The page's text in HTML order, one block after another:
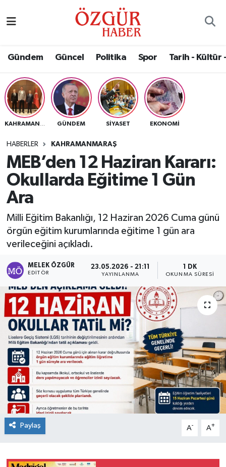
Gündem Güncel Politika Spor Tarih - Kültür
GÜNDEM SIYASET EKONOMI
HABERLER KAHRAMANMARAŞ
MEB’den 12 Haziran Kararı:
Okullarda Eğitime 1 Gün
Ara
Milli Eğitim Bakanlığı, 12 Haziran 2026 Cuma günü
örgün eğitim kurumlarında eğitime 1 gün ara
verileceğini açıkladı.
MELEK ÖZGÜR
EDITÖR
23.05.2026 - 21:11
YAYINLANMA
1 DK
OKUNMA SÜRESI
Paylaş A- A+
Eğitim
Ekonomi
Güncel
Gündem
Magazin
Politika
Sağlık
Spor
Tarih - Kültür - Sanat - Turizm
Yaşam
Nöbetçi Eczaneler
Namaz Vakitleri
Trafik Durumu
Süper Lig Puan Durumu ve Fikstür
Tüm Manşetler
Son Dakika Haberleri
Haber Arşivi